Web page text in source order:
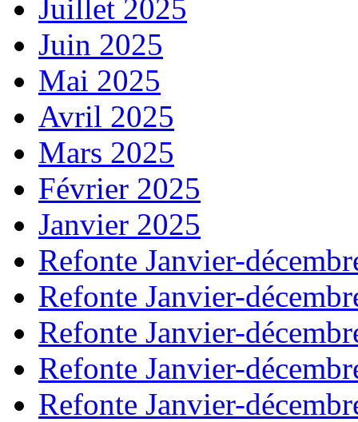
Juillet 2025
Juin 2025
Mai 2025
Avril 2025
Mars 2025
Février 2025
Janvier 2025
Refonte Janvier-
Refonte Janvier-
Refonte Janvier-
Refonte Janvier-
Refonte Janvier-